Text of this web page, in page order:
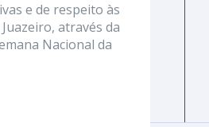
e de respeito às
através da
Nacional da